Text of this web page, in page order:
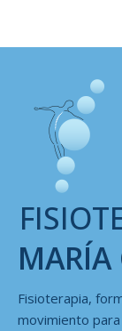
Fisioterapia,
movimiento